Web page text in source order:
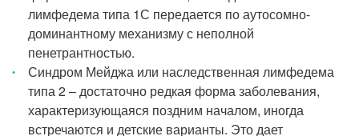
лимфедема типа 1С передается по аутосомно-
доминантному механизму с неполной
пенетрантностью.
Синдром Мейджа или наследственная лимфедема
типа 2 – достаточно редкая форма заболевания,
характеризующаяся поздним началом, иногда
встречаются и детские варианты. Это дает